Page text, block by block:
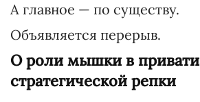
А главное — по существу.
Объявляется перерыв.
О роли мышки в
стратегической репки